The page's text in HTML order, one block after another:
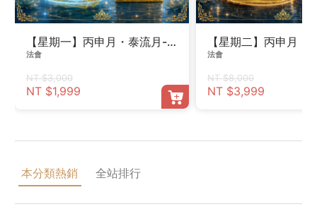
【星期一】丙申月・泰流月-象神智慧轉運術＋金御象神法
法會
NT $3,000
NT $1,999
【星期二】丙申月
法會
NT $8,000
NT $3,999
本分類熱銷 全站排行